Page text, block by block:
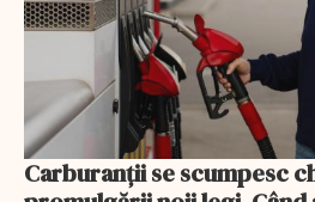
Carburanții se scumpesc